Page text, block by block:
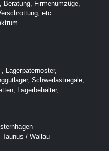
Firmenumzüge,
etc
, Lagerpaternoster,
, Schwerlastregale,
, Lagerbehälter,
/ Wallau